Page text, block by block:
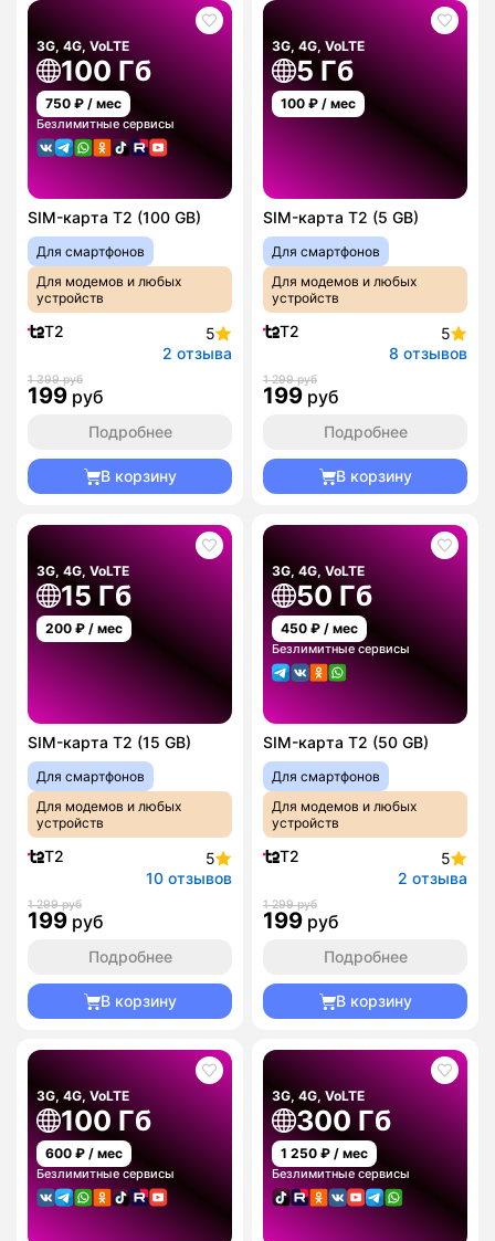
3G, 4G, VoLTE
100 Гб
750 ₽ / мес
Безлимитные сервисы
SIM-карта T2 (100 GB)
Для смартфонов
Для модемов и любых
устройств
T2
5
2 отзыва
1 399 руб
199 руб
Подробнее
В корзину
3G, 4G, VoLTE
5 Гб
100 ₽ / мес
SIM-карта T2 (5 GB)
Для смартфонов
Для модемов и любых
устройств
T2
5
8 отзывов
1 299 руб
199 руб
Подробнее
В корзину
3G, 4G, VoLTE
15 Гб
200 ₽ / мес
SIM-карта T2 (15 GB)
Для смартфонов
Для модемов и любых
устройств
T2
5
10 отзывов
1 299 руб
199 руб
Подробнее
В корзину
3G, 4G, VoLTE
50 Гб
450 ₽ / мес
Безлимитные сервисы
SIM-карта T2 (50 GB)
Для смартфонов
Для модемов и любых
устройств
T2
5
2 отзыва
1 299 руб
199 руб
Подробнее
В корзину
3G, 4G, VoLTE
100 Гб
600 ₽ / мес
Безлимитные сервисы
3G, 4G, VoLTE
300 Гб
1 250 ₽ / мес
Безлимитные сервисы